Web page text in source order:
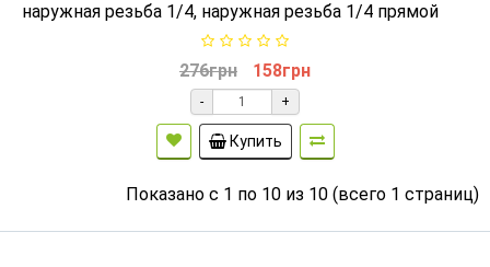
наружная резьба 1/4, наружная резьба 1/4 прямой
276грн 158грн
- +
Купить
Показано с 1 по 10 из 10 (всего 1 страниц)